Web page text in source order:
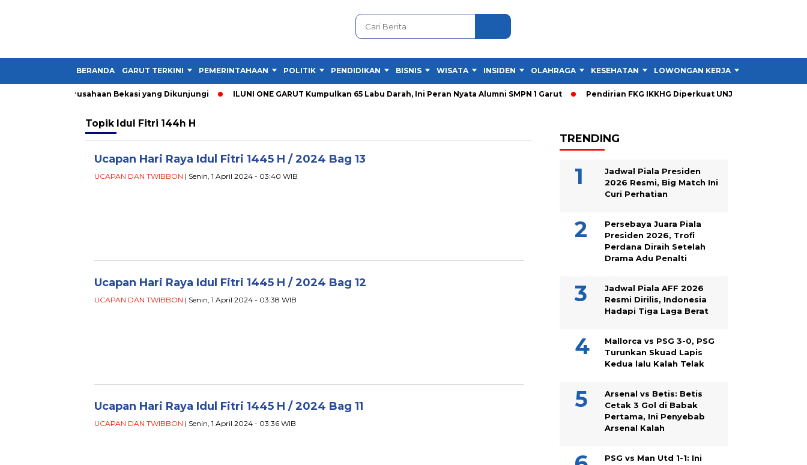
BERANDA GARUT TERKINI PEMERINTAHAAN POLITIK PENDIDIKAN BISNIS WISATA INSIDEN OLAHRAGA KESEHATAN LOWONGAN KERJA
Ini 3 Perusahaan Bekasi yang Dikunjungi ILUNI ONE GARUT Kumpulkan 65 Labu Darah, Ini Peran Nyata Alumni SMPN 1 Garut Pendirian FKG IKKHG Diperkuat UNJANI, Ini Langkah
Topik Idul Fitri 144h H
Ucapan Hari Raya Idul Fitri 1445 H / 2024 Bag 13
UCAPAN DAN TWIBBON | Senin, 1 April 2024 - 03:40 WIB
Ucapan Hari Raya Idul Fitri 1445 H / 2024 Bag 12
UCAPAN DAN TWIBBON | Senin, 1 April 2024 - 03:38 WIB
Ucapan Hari Raya Idul Fitri 1445 H / 2024 Bag 11
UCAPAN DAN TWIBBON | Senin, 1 April 2024 - 03:36 WIB
TRENDING
Jadwal Piala Presiden
2026 Resmi, Big Match Ini
Curi Perhatian
Persebaya Juara Piala
Presiden 2026, Trofi
Perdana Diraih Setelah
Drama Adu Penalti
Jadwal Piala AFF 2026
Resmi Dirilis, Indonesia
Hadapi Tiga Laga Berat
Mallorca vs PSG 3-0, PSG
Turunkan Skuad Lapis
Kedua lalu Kalah Telak
Arsenal vs Betis: Betis
Cetak 3 Gol di Babak
Pertama, Ini Penyebab
Arsenal Kalah
PSG vs Man Utd 1-1: Ini